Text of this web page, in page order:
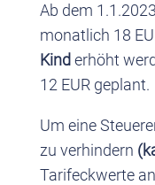
Ab dem
monatlich 18
Kind erhöht
12 EUR geplant.
Um eine
zu verhindern
Tarifeckwerte